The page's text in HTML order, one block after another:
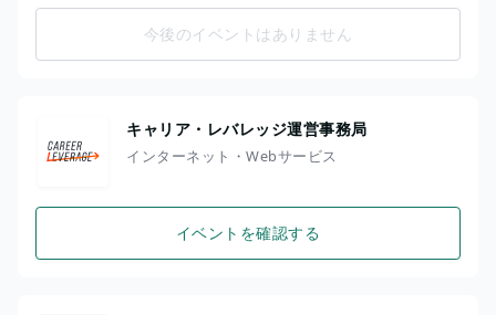
今後のイベントはありません
キャリア・レバレッジ運営事務局
インターネット・Webサービス
イベントを確認する